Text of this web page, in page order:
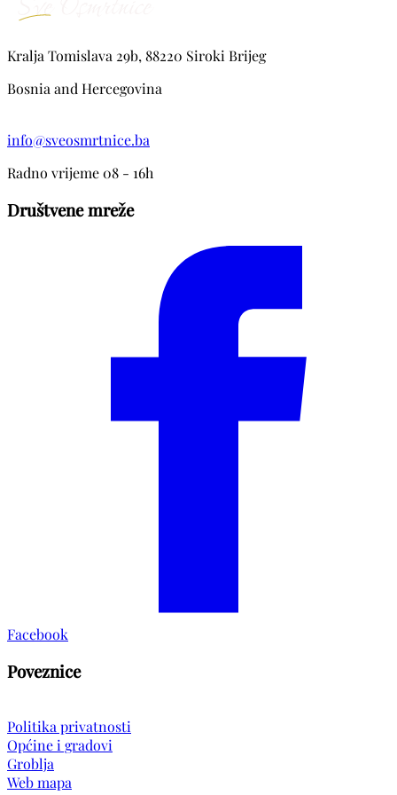
Kralja Tomislava 29b, 88220 Siroki Brijeg
Bosnia and Hercegovina
info@sveosmrtnice.ba
Radno vrijeme 08 - 16h
Društvene mreže
Facebook
Poveznice
Politika privatnosti
Općine i gradovi
Groblja
Web mapa